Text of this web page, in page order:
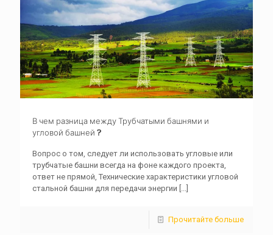
В чем разница между Трубчатыми башнями и
угловой башней ?
Вопрос о том, следует ли использовать угловые или
трубчатые башни всегда на фоне каждого проекта,
ответ не прямой, Технические характеристики угловой
стальной башни для передачи энергии [...]
Прочитайте больше